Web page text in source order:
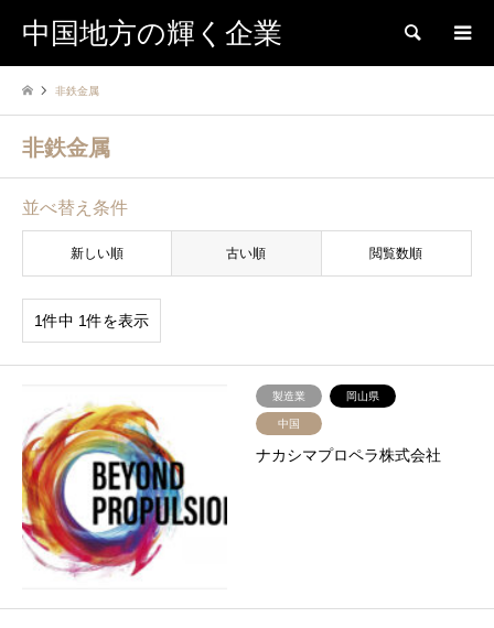
中国地方の輝く企業 検索
非鉄金属
非鉄金属
並べ替え条件
新しい順 古い順 閲覧数順
1件中 1件を表示
製造業 岡山県
中国
ナカシマプロペラ株式会社